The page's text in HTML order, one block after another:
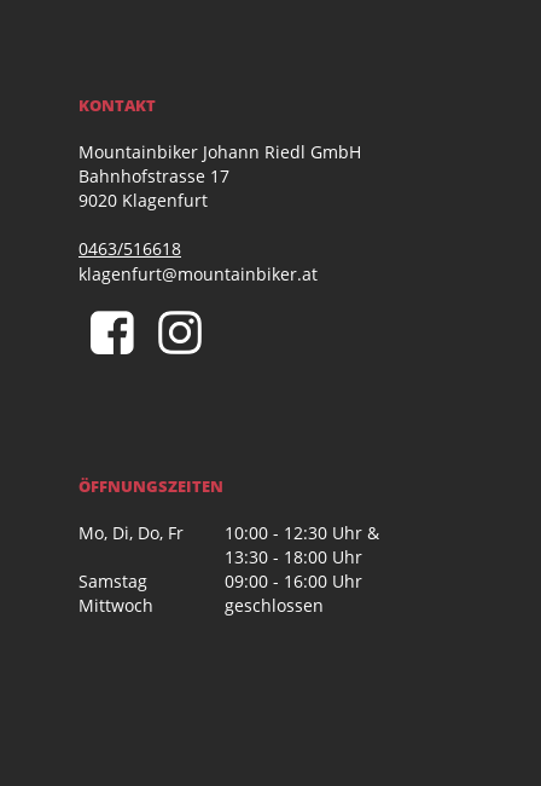
KONTAKT
Mountainbiker Johann Riedl GmbH
Bahnhofstrasse 17
9020 Klagenfurt
0463/516618
klagenfurt@mountainbiker.at
ÖFFNUNGSZEITEN
Mo, Di, Do, Fr
10:00 - 12:30 Uhr &
13:30 - 18:00 Uhr
Samstag
09:00 - 16:00 Uhr
Mittwoch
geschlossen